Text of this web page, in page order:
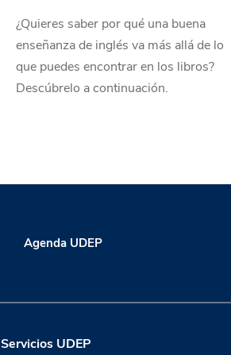
¿Quieres saber por qué una buena
enseñanza de inglés va más allá de lo
que puedes encontrar en los libros?
Descúbrelo a continuación.
Agenda UDEP
Servicios UDEP